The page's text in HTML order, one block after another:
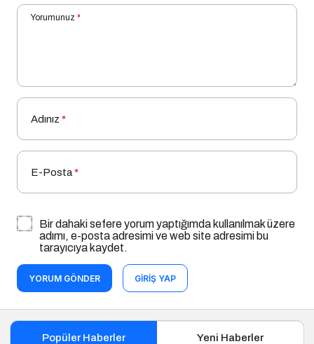
Yorumunuz *
Adınız *
E-Posta*
Bir dahaki sefere yorum yaptığımda kullanılmak üzere
adımı, e-posta adresimi ve web site adresimi bu
tarayıcıya kaydet.
YORUM GÖNDER GIRIŞ YAP
Popüler Haberler Yeni Haberler